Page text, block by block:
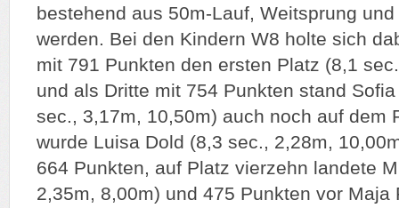
bestehend aus 50m-Lauf, Weitsprung
werden. Bei den Kindern W8 holte sich
mit 791 Punkten den ersten Platz (8,1
und als Dritte mit 754 Punkten stand
sec., 3,17m, 10,50m) auch noch auf dem
wurde Luisa Dold (8,3 sec., 2,28m,
664 Punkten, auf Platz vierzehn landete
2,35m, 8,00m) und 475 Punkten vor Maja